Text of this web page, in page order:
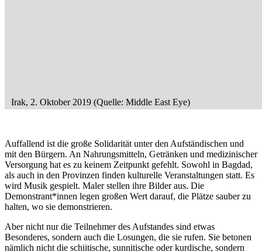
Irak, 2. Oktober 2019 (Quelle: Middle East Eye)
Auffallend ist die große Solidarität unter den Aufständischen und
mit den Bürgern. An Nahrungsmitteln, Getränken und medizinischer
Versorgung hat es zu keinem Zeitpunkt gefehlt. Sowohl in Bagdad,
als auch in den Provinzen finden kulturelle Veranstaltungen statt. Es
wird Musik gespielt. Maler stellen ihre Bilder aus. Die
Demonstrant*innen legen großen Wert darauf, die Plätze sauber zu
halten, wo sie demonstrieren.
Aber nicht nur die Teilnehmer des Aufstandes sind etwas
Besonderes, sondern auch die Losungen, die sie rufen. Sie betonen
nämlich nicht die schiitische, sunnitische oder kurdische, sondern